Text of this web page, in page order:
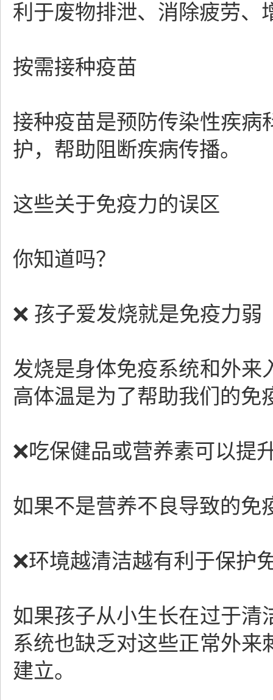
利于废物排泄、消除疲劳、
按需接种疫苗
接种疫苗是预防传染性疾病
护，帮助阻断疾病传播。
这些关于免疫力的误区
你知道吗？
❌ 孩子爱发烧就是免疫力弱
发烧是身体免疫系统和外来
高体温是为了帮助我们的免
❌吃保健品或营养素可以提
如果不是营养不良导致的免
❌环境越清洁越有利于保护
如果孩子从小生长在过于清
系统也缺乏对这些正常外
建立。